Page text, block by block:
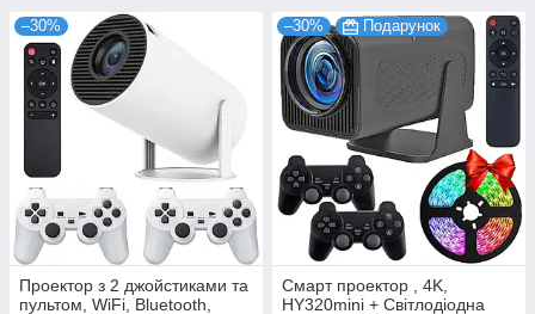
–30%
Проектор з 2 джойстиками та
пультом, WiFi, Bluetooth,
–30% Подарунок
Смарт проектор , 4K,
HY320mini + Світлодіодна